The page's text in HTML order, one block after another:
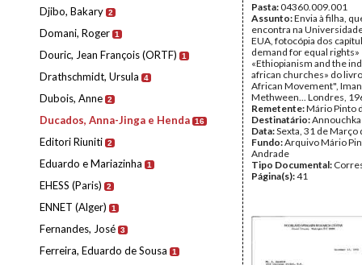
Djibo, Bakary 2
Domani, Roger 1
Douric, Jean François (ORTF) 1
Drathschmidt, Ursula 4
Dubois, Anne 2
Ducados, Anna-Jinga e Henda 16
Editori Riuniti 2
Eduardo e Mariazinha 1
EHESS (Paris) 2
ENNET (Alger) 1
Fernandes, José 3
Ferreira, Eduardo de Sousa 1
Pasta:04360.009.001
Assunto:Envia à filha,
encontra na
EUA, fotocópia dos
demand for equal rights»
«Ethiopianism and the
african churches» do
African Movement",
Methween... Londres,
Remetente:Mário Pinto
Destinatário:
Data:Sexta, 31 de Março
Fundo:Arquivo Mário
Andrade
Tipo Documental:
Página(s):41